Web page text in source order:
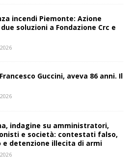
incendi Piemonte: Azione
soluzioni a Fondazione Crc e
Guccini, aveva 86 anni. Il
indagine su amministratori,
e società: contestati falso,
e detenzione illecita di armi